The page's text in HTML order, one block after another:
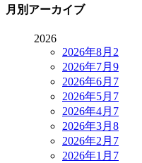
月別アーカイブ
2026
2026年8月 2
2026年7月 9
2026年6月 7
2026年5月 7
2026年4月 7
2026年3月 8
2026年2月 7
2026年1月 7